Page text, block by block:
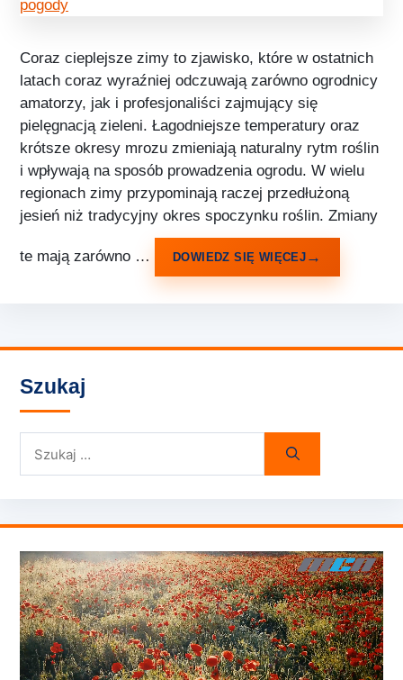
Coraz cieplejsze zimy to zjawisko, które w ostatnich
latach coraz wyraźniej odczuwają zarówno ogrodnicy
amatorzy, jak i profesjonaliści zajmujący się
pielęgnacją zieleni. Łagodniejsze temperatury oraz
krótsze okresy mrozu zmieniają naturalny rytm roślin
i wpływają na sposób prowadzenia ogrodu. W wielu
regionach zimy przypominają raczej przedłużoną
jesień niż tradycyjny okres spoczynku roślin. Zmiany
te mają zarówno … DOWIEDZ SIĘ WIĘCEJ
Szukaj